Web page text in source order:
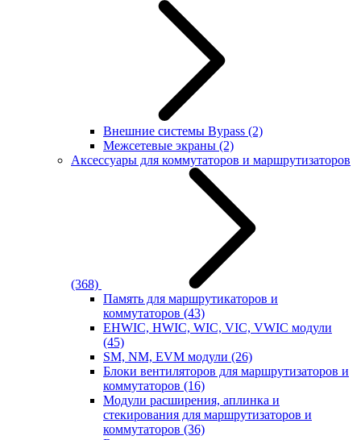
Внешние системы Bypass (2)
Межсетевые экраны (2)
Аксессуары для коммутаторов и маршрутизаторов
(368)
Память для маршрутикаторов и
коммутаторов (43)
EHWIC, HWIC, WIC, VIC, VWIC модули
(45)
SM, NM, EVM модули (26)
Блоки вентиляторов для маршрутизаторов и
коммутаторов (16)
Модули расширения, аплинка и
стекирования для маршрутизаторов и
коммутаторов (36)